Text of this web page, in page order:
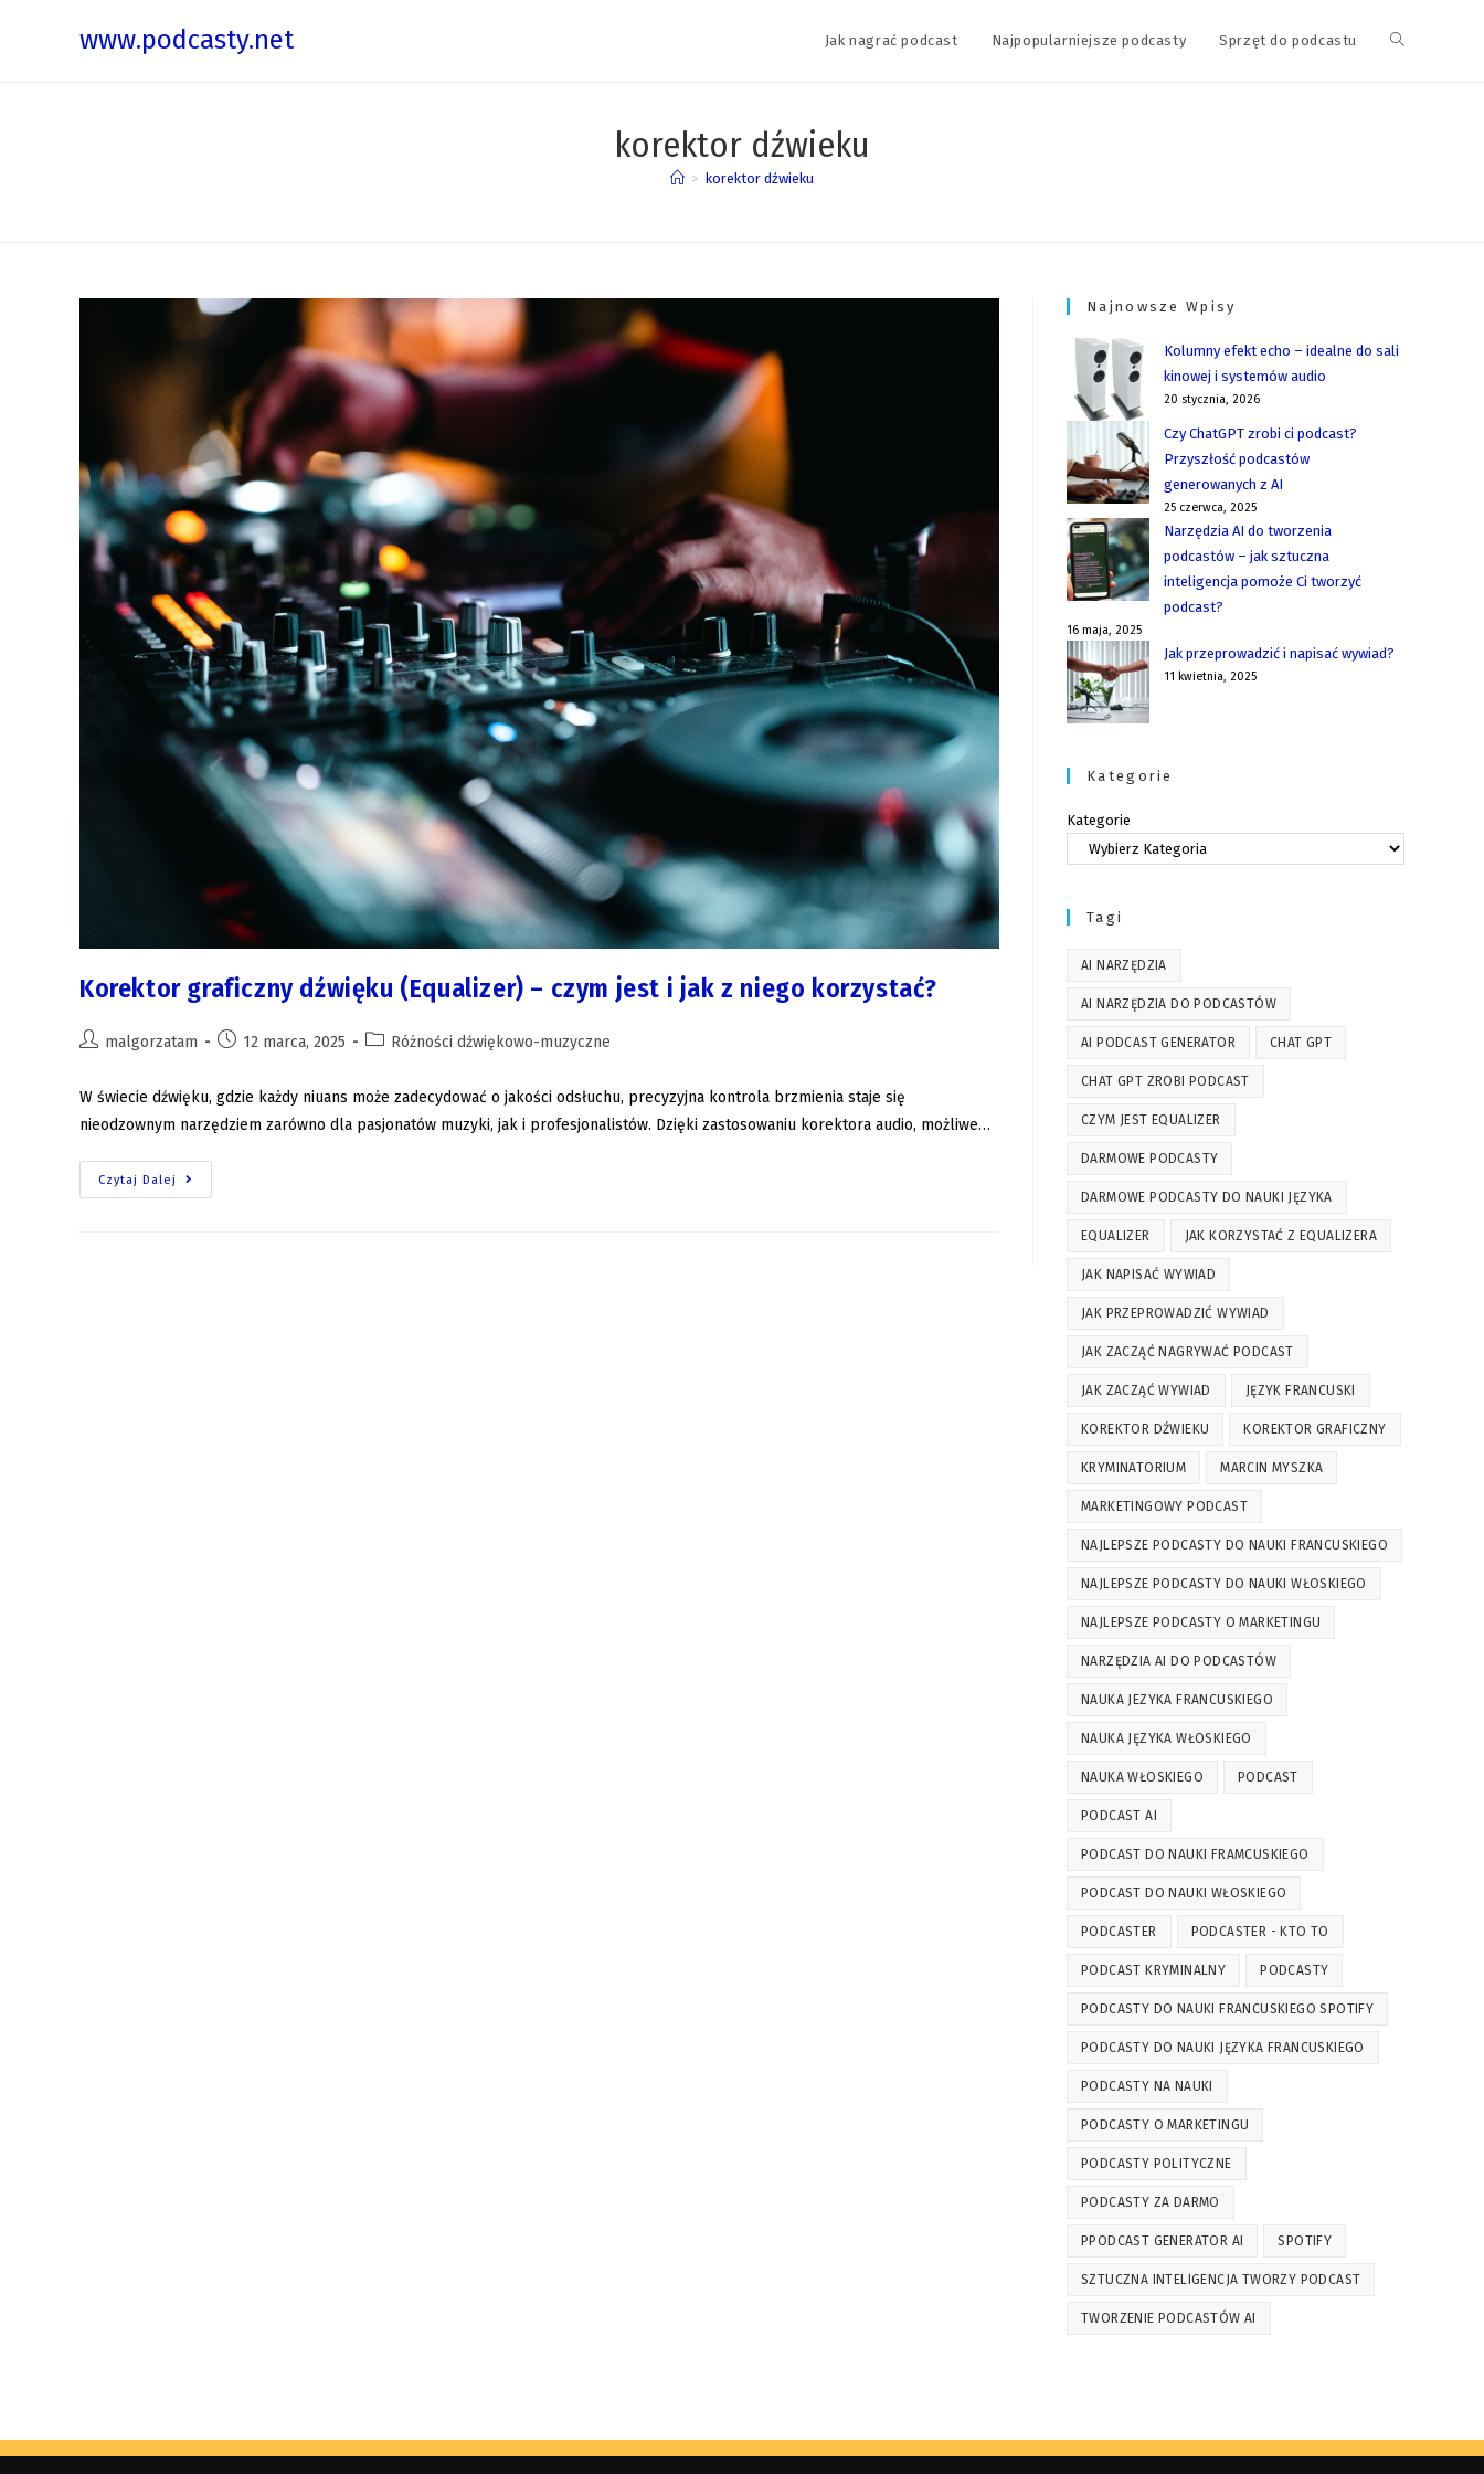
www.podcasty.net Jak nagrać podcast Najpopularniejsze podcasty Sprzęt do podcastu
korektor dźwieku
> korektor dźwieku
Korektor graficzny dźwięku (Equalizer) – czym jest i jak z niego korzystać?
malgorzatam 12 marca, 2025 Różności dźwiękowo-muzyczne
W świecie dźwięku, gdzie każdy niuans może zadecydować o jakości odsłuchu, precyzyjna kontrola brzmienia staje się
nieodzownym narzędziem zarówno dla pasjonatów muzyki, jak i profesjonalistów. Dzięki zastosowaniu korektora audio, możliwe…
Czytaj Dalej
Najnowsze Wpisy
Kolumny efekt echo – idealne do sali
kinowej i systemów audio
20 stycznia, 2026
Czy ChatGPT zrobi ci podcast?
Przyszłość podcastów
generowanych z AI
25 czerwca, 2025
Narzędzia AI do tworzenia
podcastów – jak sztuczna
inteligencja pomoże Ci tworzyć
podcast?
16 maja, 2025
Jak przeprowadzić i napisać wywiad?
11 kwietnia, 2025
Kategorie
Kategorie
Tagi
AI NARZĘDZIA
AI NARZĘDZIA DO PODCASTÓW
AI PODCAST GENERATOR CHAT GPT
CHAT GPT ZROBI PODCAST
CZYM JEST EQUALIZER
DARMOWE PODCASTY
DARMOWE PODCASTY DO NAUKI JĘZYKA
EQUALIZER JAK KORZYSTAĆ Z EQUALIZERA
JAK NAPISAĆ WYWIAD
JAK PRZEPROWADZIĆ WYWIAD
JAK ZACZĄĆ NAGRYWAĆ PODCAST
JAK ZACZĄĆ WYWIAD JĘZYK FRANCUSKI
KOREKTOR DŹWIEKU KOREKTOR GRAFICZNY
KRYMINATORIUM MARCIN MYSZKA
MARKETINGOWY PODCAST
NAJLEPSZE PODCASTY DO NAUKI FRANCUSKIEGO
NAJLEPSZE PODCASTY DO NAUKI WŁOSKIEGO
NAJLEPSZE PODCASTY O MARKETINGU
NARZĘDZIA AI DO PODCASTÓW
NAUKA JEZYKA FRANCUSKIEGO
NAUKA JĘZYKA WŁOSKIEGO
NAUKA WŁOSKIEGO PODCAST
PODCAST AI
PODCAST DO NAUKI FRAMCUSKIEGO
PODCAST DO NAUKI WŁOSKIEGO
PODCASTER PODCASTER - KTO TO
PODCAST KRYMINALNY PODCASTY
PODCASTY DO NAUKI FRANCUSKIEGO SPOTIFY
PODCASTY DO NAUKI JĘZYKA FRANCUSKIEGO
PODCASTY NA NAUKI
PODCASTY O MARKETINGU
PODCASTY POLITYCZNE
PODCASTY ZA DARMO
PPODCAST GENERATOR AI SPOTIFY
SZTUCZNA INTELIGENCJA TWORZY PODCAST
TWORZENIE PODCASTÓW AI